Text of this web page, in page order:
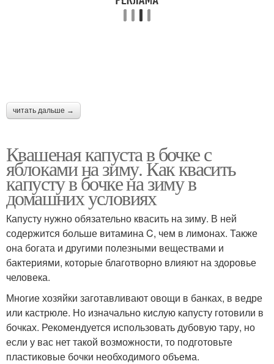
читать дальше →
Квашеная капуста в бочке с
яблоками на зиму. Как квасить
капусту в бочке на зиму в
домашних условиях
Капусту нужно обязательно квасить на зиму. В ней
содержится больше витамина C, чем в лимонах. Также
она богата и другими полезными веществами и
бактериями, которые благотворно влияют на здоровье
человека.
Многие хозяйки заготавливают овощи в банках, в ведре
или кастрюле. Но изначально кислую капусту готовили в
бочках. Рекомендуется использовать дубовую тару, но
если у вас нет такой возможности, то подготовьте
пластиковые бочки необходимого объема.